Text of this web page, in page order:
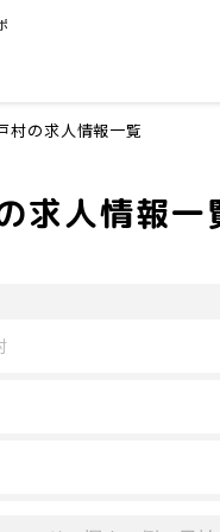
村の求人情報一覧
求人情報一